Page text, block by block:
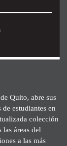
Quito, abre sus
estudiantes en
colección
áreas del
a las más